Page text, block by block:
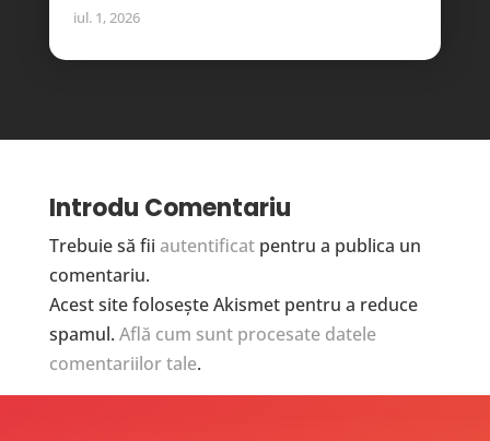
iul. 1, 2026
Introdu Comentariu
Trebuie să fii autentificatpentru a publica un
comentariu.
Acest site folosește Akismet pentru a reduce
spamul. Află cum sunt procesate datele
comentariilor tale.